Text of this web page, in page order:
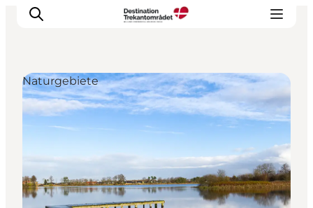
LEGOLAND® Billund Resort
Erlebnisse
Unterkünfte
Reiseplanung
Naturgebiete